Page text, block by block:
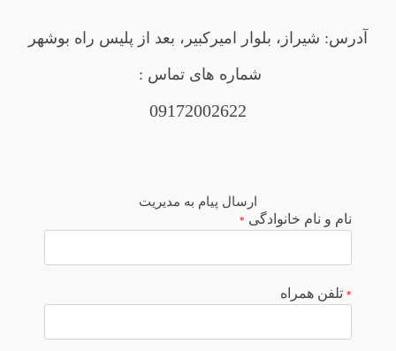
آدرس: شیراز، بلوار امیرکبیر، بعد از پلیس راه بوشهر
شماره های تماس :
09172002622
ارسال پیام به مدیریت
نام و نام خانوادگی *
تلفن همراه *